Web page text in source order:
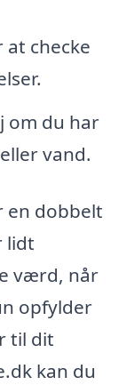
at checke
om du har
vand.
en dobbelt
lidt
værd, når
opfylder
til dit
kan du